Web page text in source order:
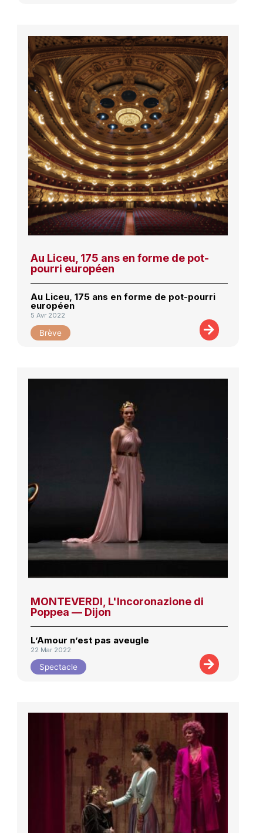
Au Liceu, 175 ans en forme de pot-
pourri européen
Au Liceu, 175 ans en forme de pot-pourri
européen
5 Avr 2022
Brève
MONTEVERDI, L'Incoronazione di
Poppea — Dijon
L’Amour n’est pas aveugle
22 Mar 2022
Spectacle